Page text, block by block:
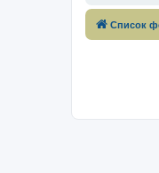
Список